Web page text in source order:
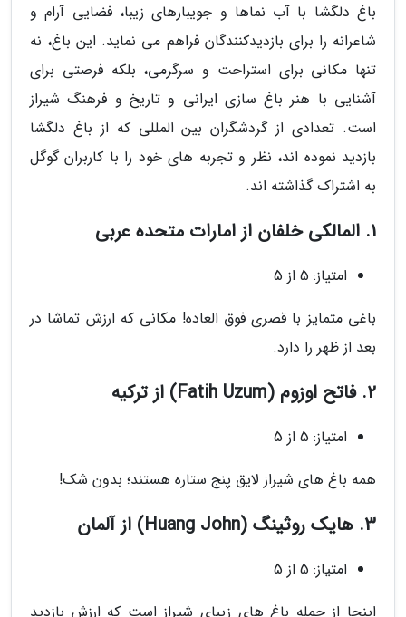
باغ دلگشا با آب نماها و جویبارهای زیبا، فضایی آرام و
شاعرانه را برای بازدیدکنندگان فراهم می نماید. این باغ، نه
تنها مکانی برای استراحت و سرگرمی، بلکه فرصتی برای
آشنایی با هنر باغ سازی ایرانی و تاریخ و فرهنگ شیراز
است. تعدادی از گردشگران بین المللی که از باغ دلگشا
بازدید نموده اند، نظر و تجربه های خود را با کاربران گوگل
به اشتراک گذاشته اند.
1. المالکی خلفان از امارات متحده عربی
امتیاز: 5 از 5
باغی متمایز با قصری فوق العاده! مکانی که ارزش تماشا در
بعد از ظهر را دارد.
2. فاتح اوزوم (Fatih Uzum) از ترکیه
امتیاز: 5 از 5
همه باغ های شیراز لایق پنج ستاره هستند؛ بدون شک!
3. هایک روثینگ (Huang John) از آلمان
امتیاز: 5 از 5
اینجا از جمله باغ های زیبای شیراز است که ارزش بازدید